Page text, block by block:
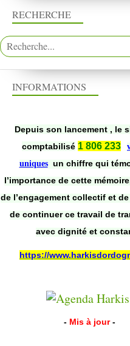
RECHERCHE
INFORMATIONS
Depuis son lancement , le
comptabilisé 1 806 233
uniques un chiffre qui
l’importance de cette
de l’engagement collectif et
de continuer ce travail de
avec dignité et
https://
- Mis à jour -